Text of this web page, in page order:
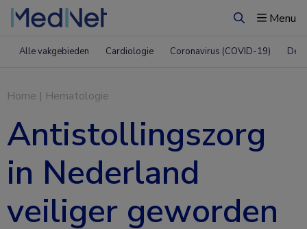
ZoekenMenu
Alle vakgebieden Cardiologie Coronavirus (COVID-19)
Home | Hematologie
Antistollingszorg
in Nederland
veiliger geworden